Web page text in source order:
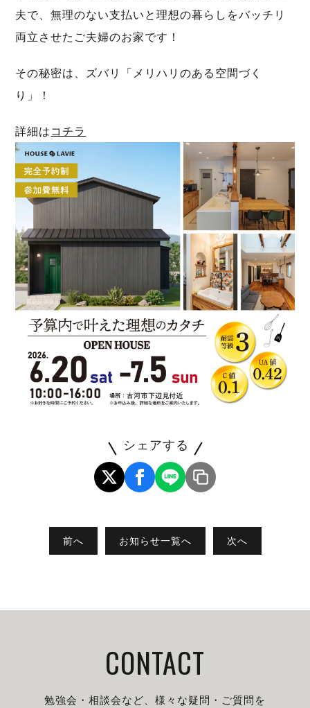
夫で、無理のない支払いと理想の暮らしをバッチリ
両立させたご夫婦のお家です！
その秘密は、ズバリ「メリハリのある空間づく
り」！
詳細は コチラ
シェアする
前へ お知らせ一覧へ 次へ
CONTACT
勉強会・相談会など、様々な疑問・ご質問を